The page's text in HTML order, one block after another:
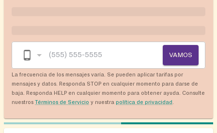
VAMOS
La frecuencia de los mensajes varía. Se pueden aplicar tarifas por
mensajes y datos. Responda STOP en cualquier momento para darse de
baja. Responda HELP en cualquier momento para obtener ayuda. Consulte
nuestros Términos de Servicio y nuestra política de privacidad